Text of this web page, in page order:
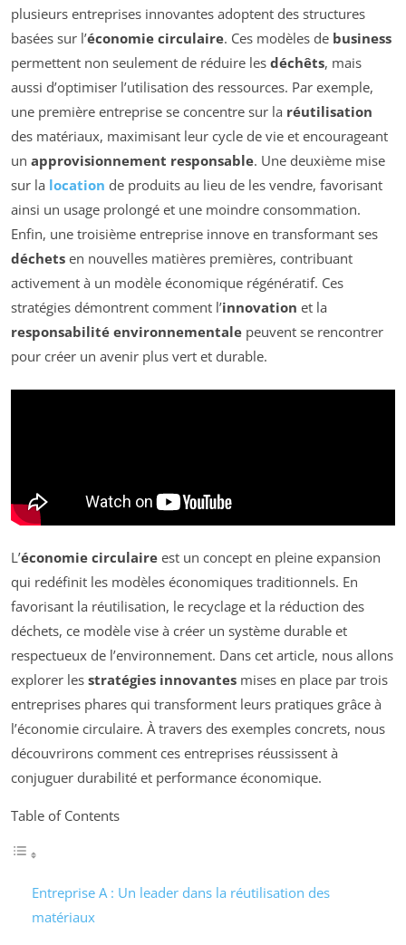
plusieurs entreprises innovantes adoptent des structures
basées sur l’économie circulaire. Ces modèles de business
permettent non seulement de réduire les déchêts, mais
aussi d’optimiser l’utilisation des ressources. Par exemple,
une première entreprise se concentre sur la réutilisation
des matériaux, maximisant leur cycle de vie et encourageant
un approvisionnement responsable. Une deuxième mise
sur la location de produits au lieu de les vendre, favorisant
ainsi un usage prolongé et une moindre consommation.
Enfin, une troisième entreprise innove en transformant ses
déchets en nouvelles matières premières, contribuant
activement à un modèle économique régénératif. Ces
stratégies démontrent comment l’innovation et la
responsabilité environnementale peuvent se rencontrer
pour créer un avenir plus vert et durable.
L’économie circulaire est un concept en pleine expansion
qui redéfinit les modèles économiques traditionnels. En
favorisant la réutilisation, le recyclage et la réduction des
déchets, ce modèle vise à créer un système durable et
respectueux de l’environnement. Dans cet article, nous allons
explorer les stratégies innovantes mises en place par trois
entreprises phares qui transforment leurs pratiques grâce à
l’économie circulaire. À travers des exemples concrets, nous
découvrirons comment ces entreprises réussissent à
conjuguer durabilité et performance économique.
Table of Contents
Entreprise A : Un leader dans la réutilisation des
matériaux